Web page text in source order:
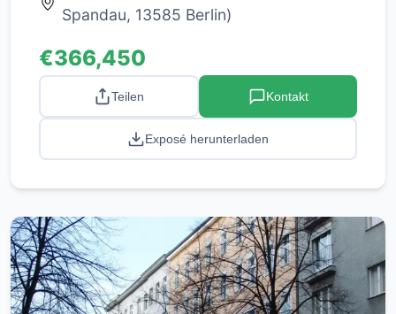
Spandau, 13585 Berlin)
€366,450
Teilen Kontakt
Exposé herunterladen